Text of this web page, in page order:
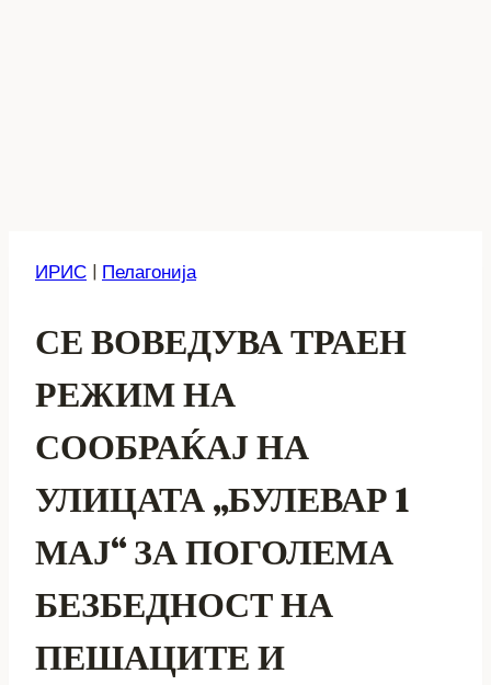
ИРИС | Пелагонија
СЕ ВОВЕДУВА ТРАЕН
РЕЖИМ НА
СООБРАЌАЈ НА
УЛИЦАТА „БУЛЕВАР 1
МАЈ“ ЗА ПОГОЛЕМА
БЕЗБЕДНОСТ НА
ПЕШАЦИТЕ И